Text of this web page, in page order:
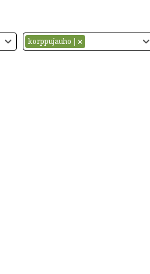
korppujauho